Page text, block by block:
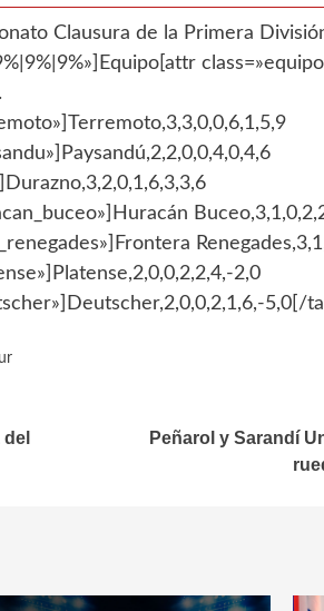
Clausura de la Primera
class=»equipo
2,0
5,0[/
Peñarol y Sarandí